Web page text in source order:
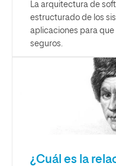
La arquitectura de
estructurado de los
aplicaciones para
seguros.
¿Cuál es la